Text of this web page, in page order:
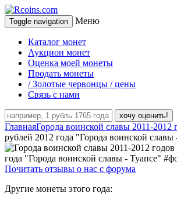
Toggle navigation Меню
Каталог монет
Аукцион монет
Оценка моей монеты
Продать монеты
/ Золотые червонцы / цены
Связь с нами
хочу оценить!
ГлавнаяГорода воинской славы 2011-2012
рублей 2012 года "Города воинской славы
Почитать отзывы о нас с форума
Другие монеты этого года: